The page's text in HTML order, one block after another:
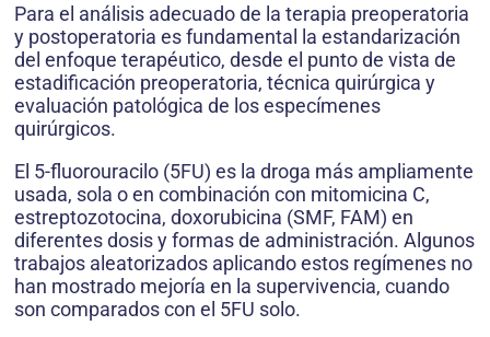
Para el análisis adecuado de la terapia preoperatoria
y postoperatoria es fundamental la estandarización
del enfoque terapéutico, desde el punto de vista de
estadificación preoperatoria, técnica quirúrgica y
evaluación patológica de los especímenes
quirúrgicos.
El 5-fluorouracilo (5FU) es la droga más ampliamente
usada, sola o en combinación con mitomicina C,
estreptozotocina, doxorubicina (SMF, FAM) en
diferentes dosis y formas de administración. Algunos
trabajos aleatorizados aplicando estos regímenes no
han mostrado mejoría en la supervivencia, cuando
son comparados con el 5FU solo.